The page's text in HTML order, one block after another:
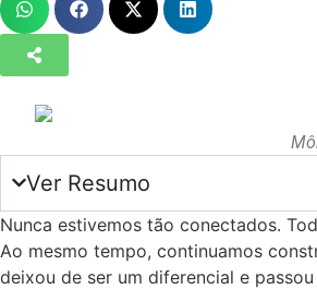
Ver Resumo
Nunca estivemos tão conectados.
Ao mesmo tempo, continuamos
deixou de ser um diferencial e